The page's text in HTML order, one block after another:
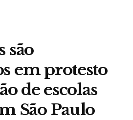
são
em protesto
de escolas
São Paulo